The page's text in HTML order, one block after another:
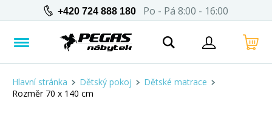
+420 724 888 180 Po - Pá 8:00 - 16:00
Hlavní stránka Dětský pokoj
Dětské matrace
Rozměr 70 x 140 cm